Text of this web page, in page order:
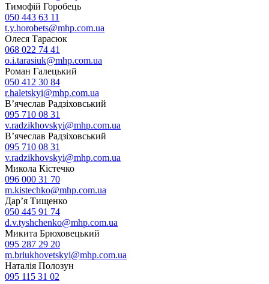
Тимофій Горобець
050 443 63 11
t.y.horobets@mhp.com.ua
Олеся Тарасюк
068 022 74 41
o.i.tarasiuk@mhp.com.ua
Роман Галецький
050 412 30 84
r.haletskyi@mhp.com.ua
В’ячеслав Радзіховський
095 710 08 31
v.radzikhovskyi@mhp.com.ua
В’ячеслав Радзіховський
095 710 08 31
v.radzikhovskyi@mhp.com.ua
Микола Кістечко
096 000 31 70
m.kistechko@mhp.com.ua
Дар’я Тищенко
050 445 91 74
d.v.tyshchenko@mhp.com.ua
Микита Брюховецький
095 287 29 20
m.briukhovetskyi@mhp.com.ua
Наталія Полозун
095 115 31 02